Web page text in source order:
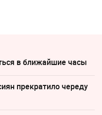
в ближайшие часы
прекратило череду